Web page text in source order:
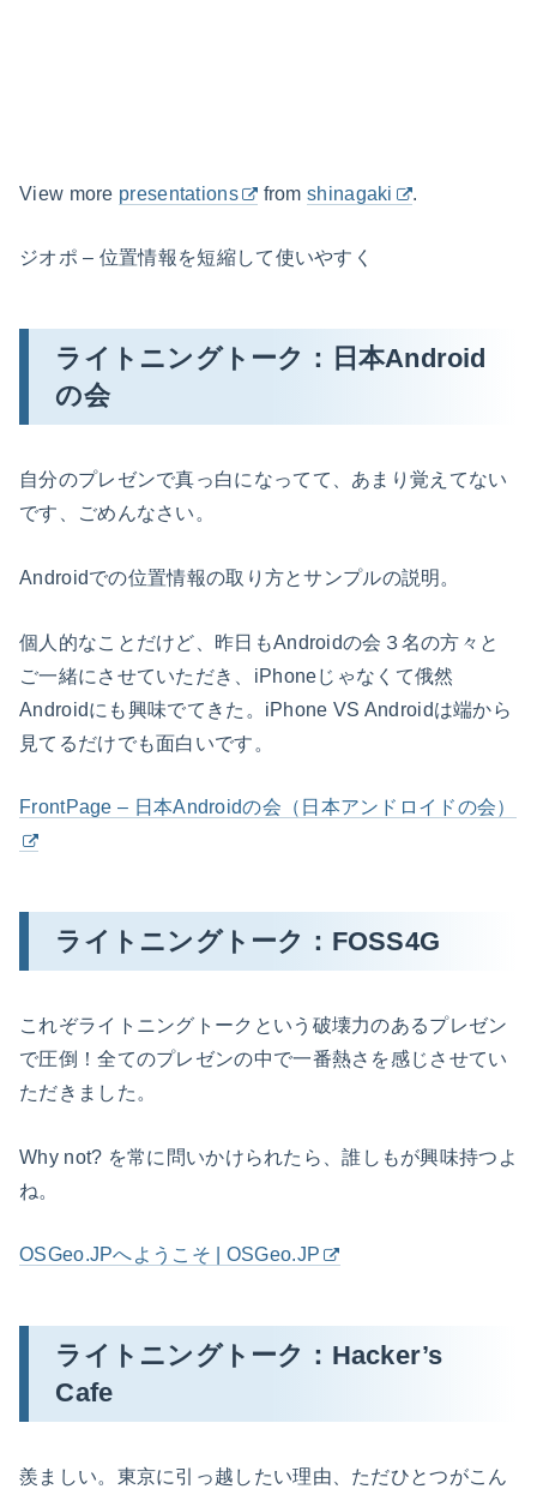
View more presentations fromshinagaki .
ジオポ – 位置情報を短縮して使いやすく
ライトニングトーク：日本Android
の会
自分のプレゼンで真っ白になってて、あまり覚えてない
です、ごめんなさい。
Androidでの位置情報の取り方とサンプルの説明。
個人的なことだけど、昨日もAndroidの会３名の方々と
ご一緒にさせていただき、iPhoneじゃなくて俄然
Androidにも興味でてきた。iPhone VS Androidは端から
見てるだけでも面白いです。
FrontPage – 日本Androidの会（日本アンドロイドの会）
ライトニングトーク：FOSS4G
これぞライトニングトークという破壊力のあるプレゼン
で圧倒！全てのプレゼンの中で一番熱さを感じさせてい
ただきました。
Why not? を常に問いかけられたら、誰しもが興味持つよ
ね。
OSGeo.JPへようこそ | OSGeo.JP
ライトニングトーク：Hacker’s
Cafe
羨ましい。東京に引っ越したい理由、ただひとつがこん